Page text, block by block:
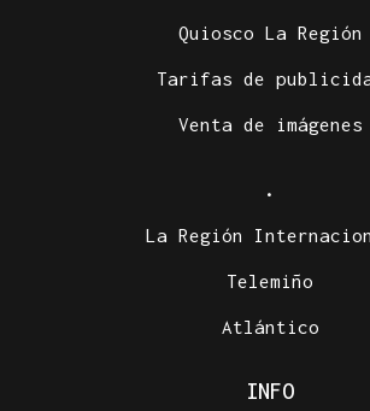
Quiosco La Región
Tarifas de
Venta de imágenes
.
La Región
Telemiño
Atlántico
INFO